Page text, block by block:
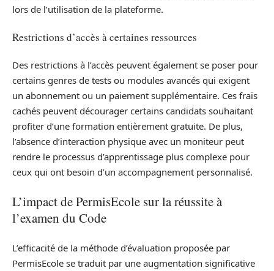
lors de l’utilisation de la plateforme.
Restrictions d’accès à certaines ressources
Des restrictions à l’accès peuvent également se poser pour
certains genres de tests ou modules avancés qui exigent
un abonnement ou un paiement supplémentaire. Ces frais
cachés peuvent décourager certains candidats souhaitant
profiter d’une formation entièrement gratuite. De plus,
l’absence d’interaction physique avec un moniteur peut
rendre le processus d’apprentissage plus complexe pour
ceux qui ont besoin d’un accompagnement personnalisé.
L’impact de PermisEcole sur la réussite à
l’examen du Code
L’efficacité de la méthode d’évaluation proposée par
PermisEcole se traduit par une augmentation significative